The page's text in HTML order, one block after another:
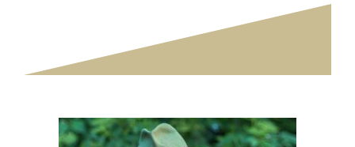
CHOVATEĽSKÝ A ZÁPISNÝ PORIADOK
SPRAVODAJCA
KLUBOVÉ POPLATKY